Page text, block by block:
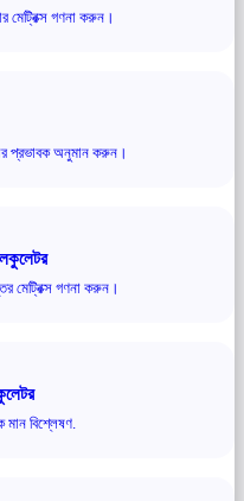
মেট্রিক্স গণনা করুন।
প্রভাবক অনুমান করুন।
মেট্রিক্স গণনা করুন।
মান বিশ্লেষণ.